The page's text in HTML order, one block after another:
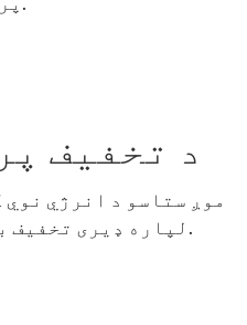
د تخفیف
موږ ستاسو د انرژي
لپاره ډیری تخفیف برنامې وړاندیز کوو.